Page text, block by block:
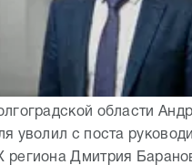
области
уволил с поста
региона Дмитрия